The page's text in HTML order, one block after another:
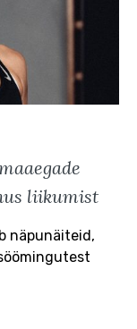
liikumist
näpunäiteid,